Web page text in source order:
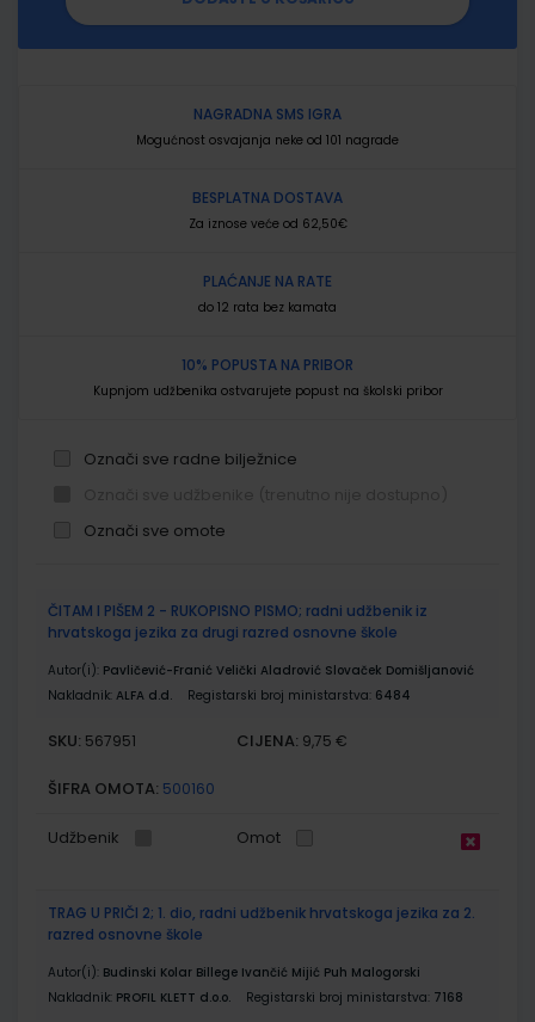
NAGRADNA SMS IGRA
Mogućnost osvajanja neke od 101 nagrade
BESPLATNA DOSTAVA
Za iznose veće od 62,50€
PLAĆANJE NA RATE
do 12 rata bez kamata
10% POPUSTA NA PRIBOR
Kupnjom udžbenika ostvarujete popust na školski pribor
Označi sve radne bilježnice
Označi sve omote
proizvodi
ČITAM I PIŠEM 2 - RUKOPISNO PISMO; radni udžbenik iz
hrvatskoga jezika za drugi razred osnovne škole
Autor(i): Pavličević-Franić Velički Aladrović Slovaček Domišljanović
Nakladnik: ALFA d.d. Registarski broj ministarstva: 6484
SKU: 567951 CIJENA: 9,75 €
ŠIFRA OMOTA: 500160
Udžbenik Omot
TRAG U PRIČI 2; 1. dio, radni udžbenik hrvatskoga jezika za 2.
razred osnovne škole
Autor(i): Budinski Kolar Billege Ivančić Mijić Puh Malogorski
Nakladnik: PROFIL KLETT d.o.o. Registarski broj ministarstva: 7168